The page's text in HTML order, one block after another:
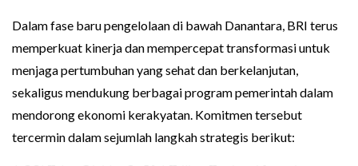
Dalam fase baru pengelolaan di bawah Danantara, BRI terus
memperkuat kinerja dan mempercepat transformasi untuk
menjaga pertumbuhan yang sehat dan berkelanjutan,
sekaligus mendukung berbagai program pemerintah dalam
mendorong ekonomi kerakyatan. Komitmen tersebut
tercermin dalam sejumlah langkah strategis berikut: